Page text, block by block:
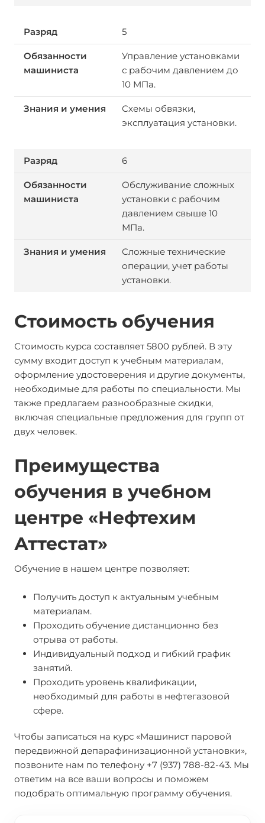
5
Управление установками
с рабочим давлением до
10 МПа.
Схемы обвязки,
эксплуатация установки.
6
Обслуживание сложных
установки с рабочим
давлением свыше 10
МПа.
Сложные технические
операции, учет работы
установки.
Стоимость обучения
Стоимость курса составляет 5800 рублей. В эту
сумму входит доступ к учебным материалам,
оформление удостоверения и другие документы,
необходимые для работы по специальности. Мы
также предлагаем разнообразные скидки,
включая специальные предложения для групп от
двух человек.
Преимущества
обучения в учебном
центре «Нефтехим
Аттестат»
Обучение в нашем центре позволяет:
Получить доступ к актуальным учебным
материалам.
Проходить обучение дистанционно без
отрыва от работы.
Индивидуальный подход и гибкий график
занятий.
Проходить уровень квалификации,
необходимый для работы в нефтегазовой
сфере.
Чтобы записаться на курс «Машинист паровой
передвижной депарафинизационной установки»,
позвоните нам по телефону +7 (937) 788-82-43. Мы
ответим на все ваши вопросы и поможем
подобрать оптимальную программу обучения.